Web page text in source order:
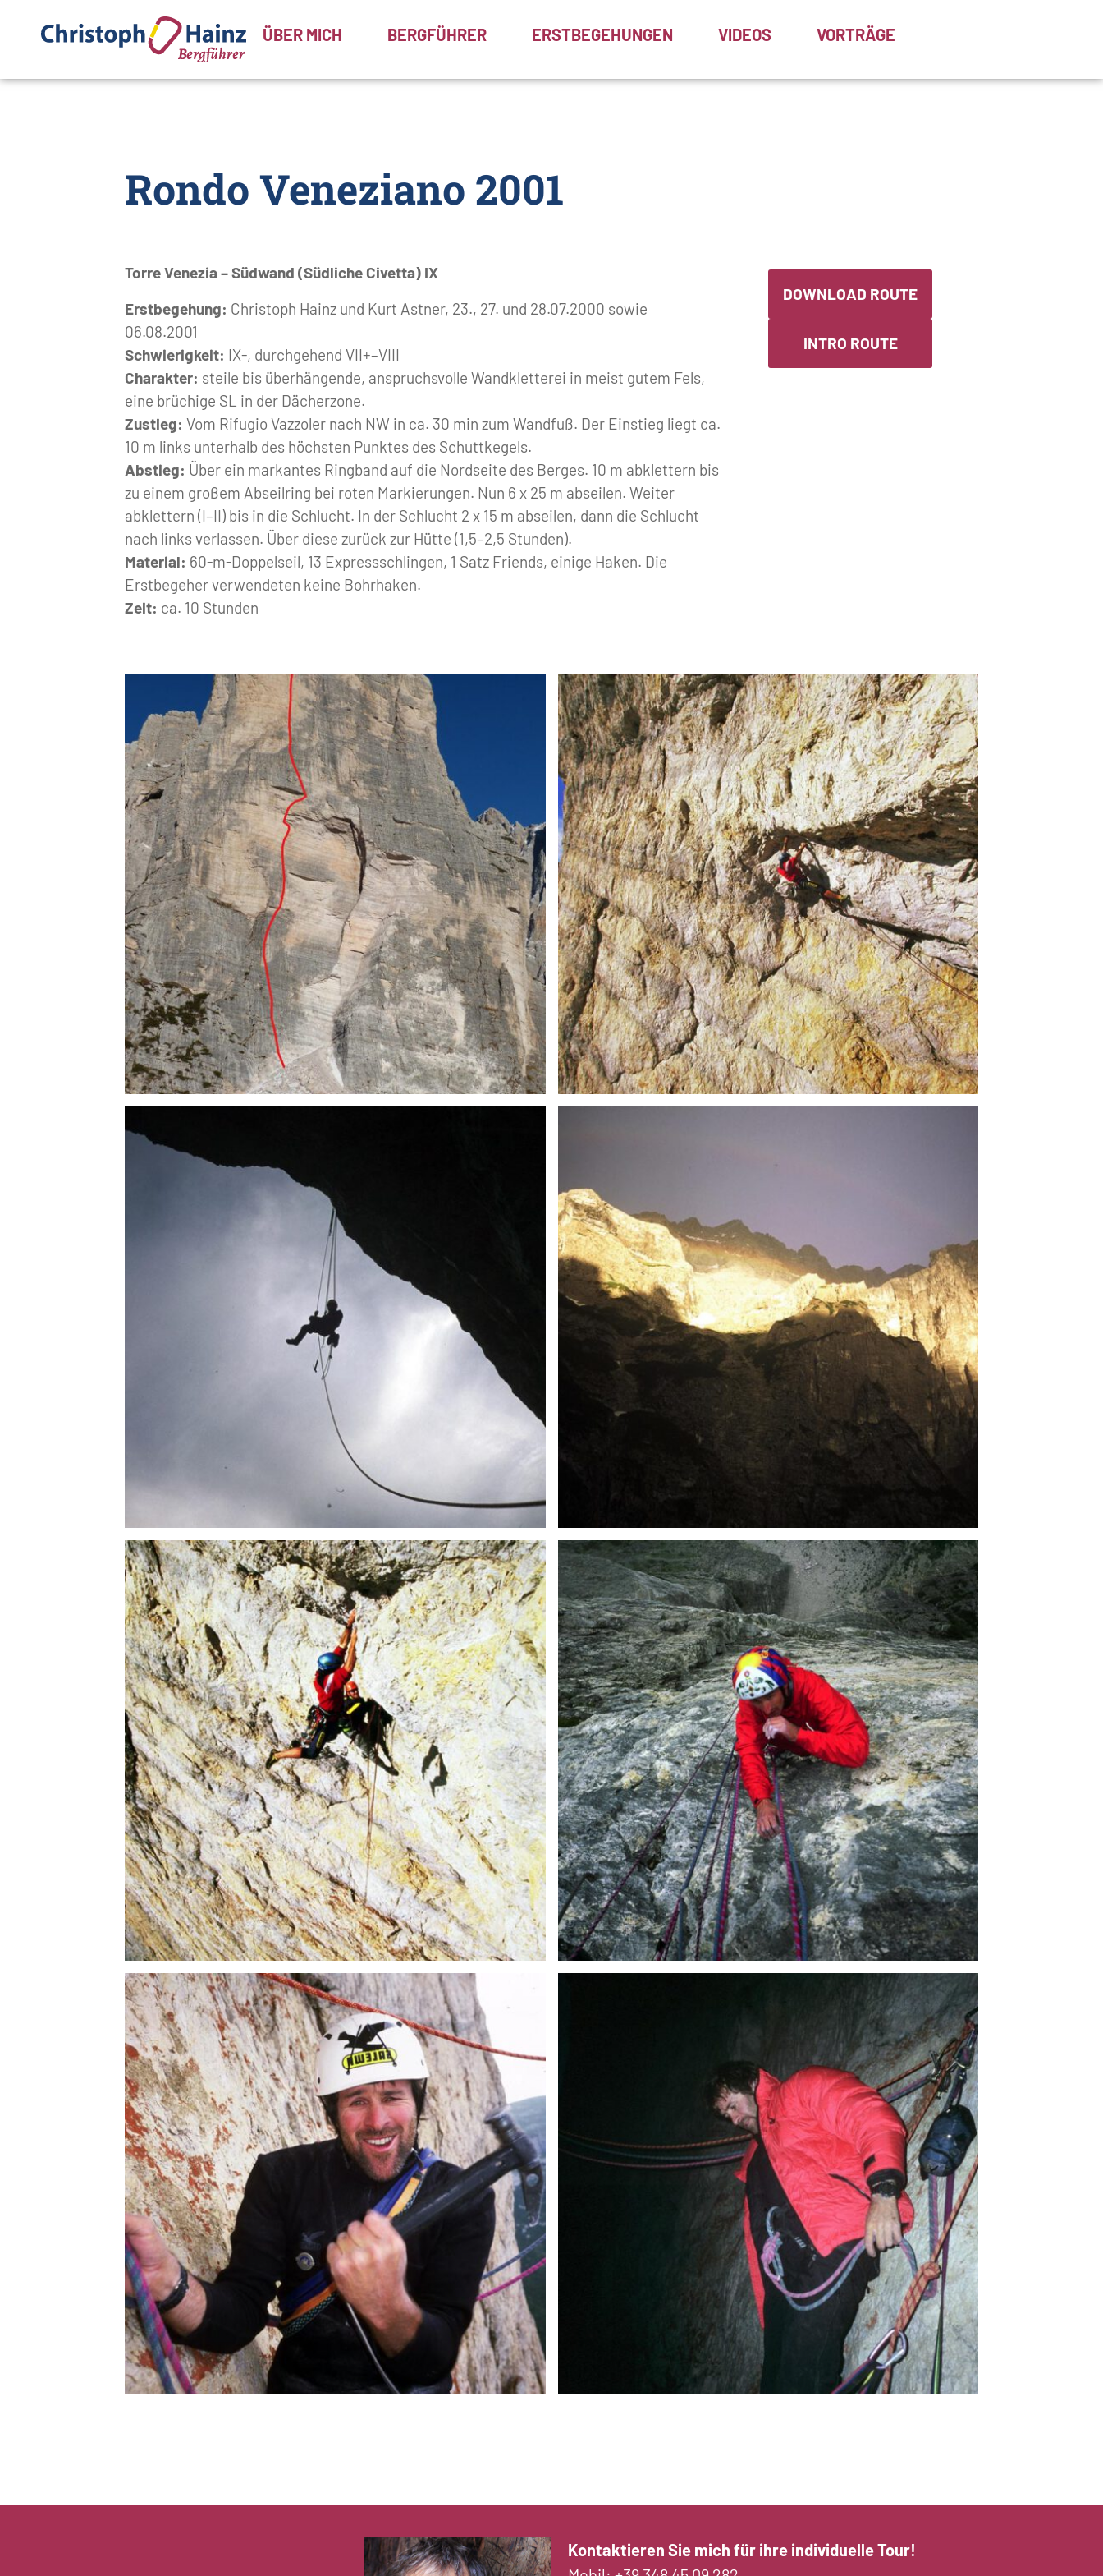
ÜBER MICH BERGFÜHRER ERSTBEGEHUNGEN VIDEOS VORTRÄGE
Rondo Veneziano 2001
Torre Venezia – Südwand (Südliche Civetta) IX
Erstbegehung: Christoph Hainz und Kurt Astner, 23., 27. und 28.07.2000 sowie
06.08.2001
Schwierigkeit: IX-, durchgehend VII+–VIII
Charakter: steile bis überhängende, anspruchsvolle Wandkletterei in meist gutem Fels,
eine brüchige SL in der Dächerzone.
Zustieg: Vom Rifugio Vazzoler nach NW in ca. 30 min zum Wandfuß. Der Einstieg liegt ca.
10 m links unterhalb des höchsten Punktes des Schuttkegels.
Abstieg: Über ein markantes Ringband auf die Nordseite des Berges. 10 m abklettern bis
zu einem großem Abseilring bei roten Markierungen. Nun 6 x 25 m abseilen. Weiter
abklettern (I–II) bis in die Schlucht. In der Schlucht 2 x 15 m abseilen, dann die Schlucht
nach links verlassen. Über diese zurück zur Hütte (1,5–2,5 Stunden).
Material: 60-m-Doppelseil, 13 Expressschlingen, 1 Satz Friends, einige Haken. Die
Erstbegeher verwendeten keine Bohrhaken.
Zeit: ca. 10 Stunden
DOWNLOAD ROUTE
INTRO ROUTE
Kontaktieren Sie mich für ihre individuelle Tour!